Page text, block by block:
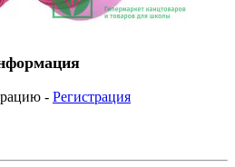
- Регистрация